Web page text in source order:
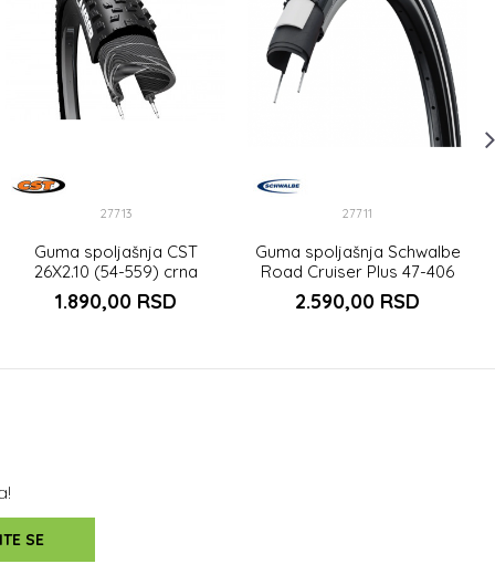
27713
Guma spoljašnja CST
26X2.10 (54-559) crna
1.890,00 RSD
27711
Guma spoljašnja Schwalbe
Road Cruiser Plus 47-406
HS484
2.590,00 RSD
SE